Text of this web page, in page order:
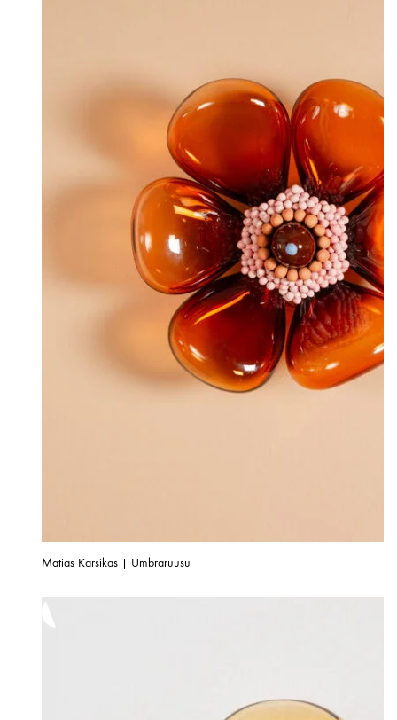
Matias Karsikas | Umbraruusu